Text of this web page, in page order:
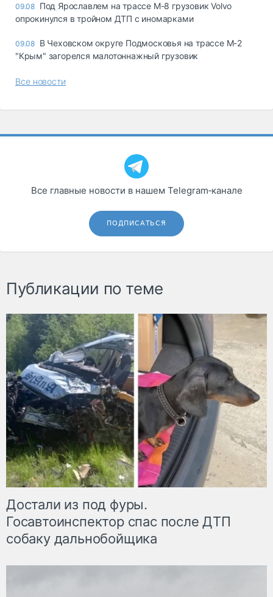
09.08 Под Ярославлем на трассе М-8 грузовик Volvo
опрокинулся в тройном ДТП с иномарками
09.08 В Чеховском округе Подмосковья на трассе М-2
"Крым" загорелся малотоннажный грузовик
Все новости
Все главные новости в нашем Telegram‑канале
ПОДПИСАТЬСЯ
Публикации по теме
Достали из под фуры.
Госавтоинспектор спас после ДТП
собаку дальнобойщика